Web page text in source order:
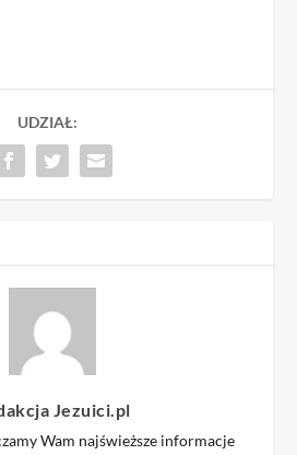
UDZIAŁ:
Jezuici.pl
Wam najświeższe informacje